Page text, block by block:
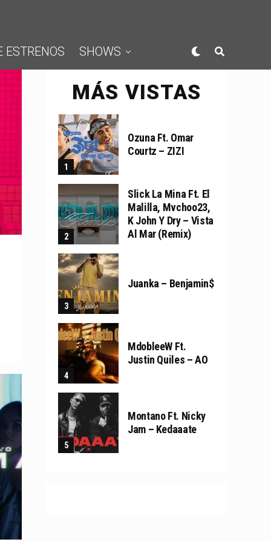
ESTRENOS SHOWS
MÁS VISTAS
Ozuna Ft. Omar
Courtz – ZIZI
Slick La Mina Ft. El
Malilla, Mvchoo23,
K John Y Dry – Vista
Al Mar (Remix)
Juanka – Benjamin$
MdobleeW Ft.
Justin Quiles – AO
Montano Ft. Nicky
Jam – Kedaaate